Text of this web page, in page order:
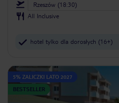
Rzeszów (18:30)
All Inclusive
hotel tylko dla dorosłych (16+)
5% ZALICZKI LATO 2027
BESTSELLER